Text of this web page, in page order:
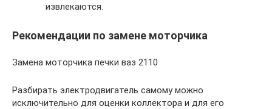
извлекаются.
Рекомендации по замене моторчика
Замена моторчика печки ваз 2110
Разбирать электродвигатель самому можно
исключительно для оценки коллектора и для его